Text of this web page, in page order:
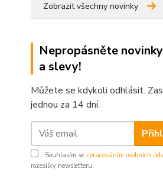
Zobrazit všechny novinky
Nepropásněte
a slevy!
Můžete se kdykoli odhlásit.
jednou za 14 dní.
Souhlasím se zpracováním osobních
rozesílky newsletteru.